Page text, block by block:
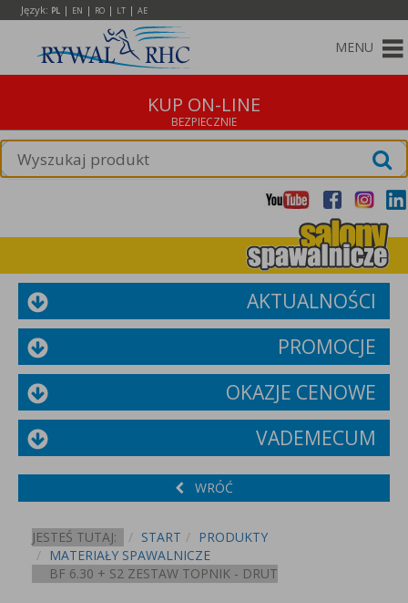
Język: PL | EN | RO | LT | AE
MENU
KUP ON-LINE
AKTUALNOŚCI
PROMOCJE
OKAZJE CENOWE
VADEMECUM
WRÓĆ
JESTEŚ TUTAJ: START
PRODUKTY
MATERIAŁY SPAWALNICZE
BF 6.30 + S2 ZESTAW TOPNIK - DRUT